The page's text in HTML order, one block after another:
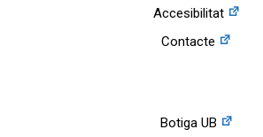
Accesibilitat
Contacte
Botiga UB